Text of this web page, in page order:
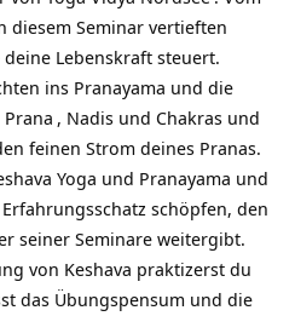
diesem Seminar vertieften
Lebenskraft steuert.
ins Pranayama und die
Prana , Nadis und Chakras und
feinen Strom deines Pranas.
Yoga und Pranayama und
schöpfen, den
seiner Seminare weitergibt.
von Keshava praktizerst du
das Übungspensum und die